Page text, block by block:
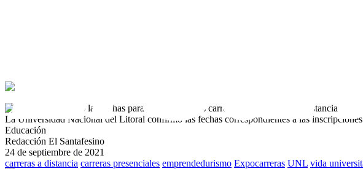
La Universidad Nacional del Litoral confirmó las fechas correspondientes a las inscripciones
Educación
Redacción El Santafesino
24 de septiembre de 2021
carreras a distancia carreras presenciales emprendedurismo Expocarreras UNL vida